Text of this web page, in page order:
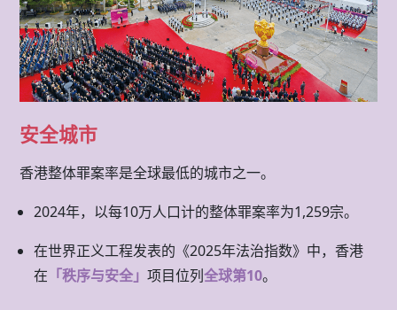
安全城市
香港整体罪案率是全球最低的城市之一。
2024年，以每10万人口计的整体罪案率为1,259宗。
在世界正义工程发表的《2025年法治指数》中，香港
在 「秩序与安全」项目位列全球第10。